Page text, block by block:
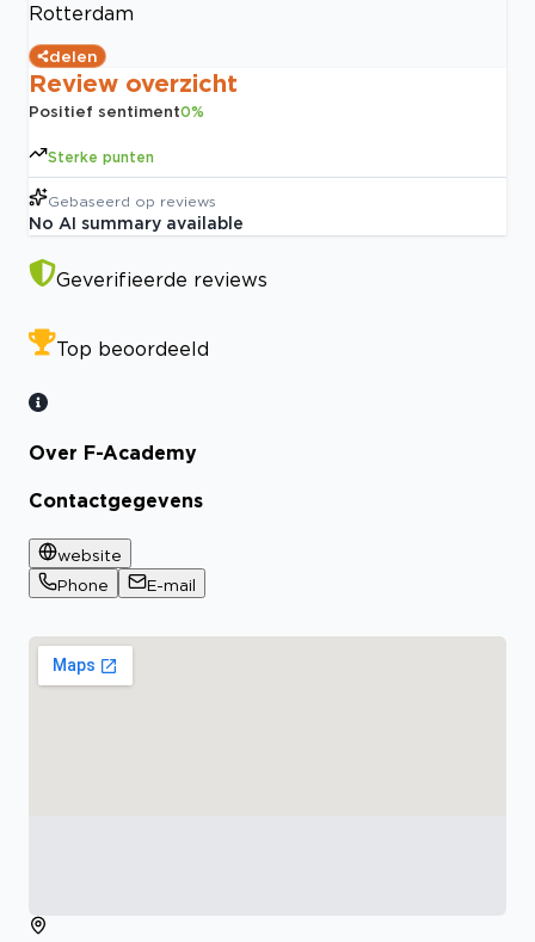
Rotterdam
delen
Review overzicht
Positief sentiment0%
Sterke punten
Gebaseerd op reviews
No AI summary available
Geverifieerde reviews
Top beoordeeld
Over F-Academy
Contactgegevens
website
Phone
E-mail